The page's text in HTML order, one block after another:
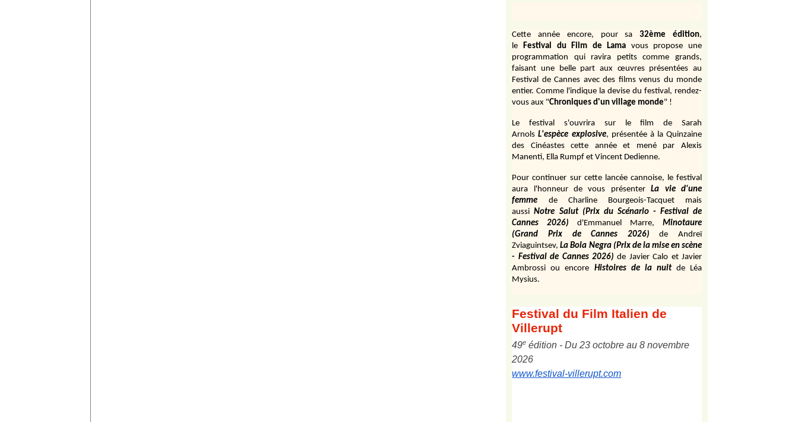
Cette année encore, pour sa 32ème édition,
le Festival du Film de Lama vous propose une
programmation qui ravira petits comme grands,
faisant une belle part aux œuvres présentées au
Festival de Cannes avec des films venus du monde
entier. Comme l'indique la devise du festival, rendez-
vous aux "Chroniques d'un village monde" !
Le festival s'ouvrira sur le film de Sarah
Arnols L'espèce explosive, présentée à la Quinzaine
des Cinéastes cette année et mené par Alexis
Manenti, Ella Rumpf et Vincent Dedienne.
Pour continuer sur cette lancée cannoise, le festival
aura l'honneur de vous présenter
La vie d'une
femme
de Charline Bourgeois-Tacquet
mais
aussi Notre Salut (Prix du Scénario - Festival de
Cannes 2026)
d'Emmanuel Marre,
Minotaure
(Grand Prix de Cannes 2026)
de Andreï
Zviaguintsev,La Bola Negra (Prix de la mise en scène
- Festival de Cannes 2026) de Javier Calo et Javier
Ambrossi ou encore Histoires de la nuit de Léa
Mysius.
Festival du Film Italien de
Villerupt
49e édition - Du 23 octobre au 8 novembre
2026
www.festival-villerupt.com